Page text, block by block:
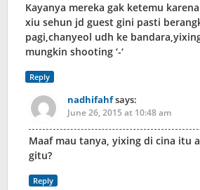
Kayanya mereka gak ketemu
xiu sehun jd guest gini pasti
pagi,chanyeol udh ke
mungkin shooting ‘-‘
Reply
nadhifahfsays:
June 26, 2015 at 10:48 am
Maaf mau tanya, yixing di cina itu
gitu?
Reply